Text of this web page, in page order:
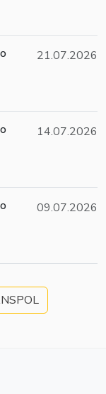
21.07.2026
14.07.2026
09.07.2026